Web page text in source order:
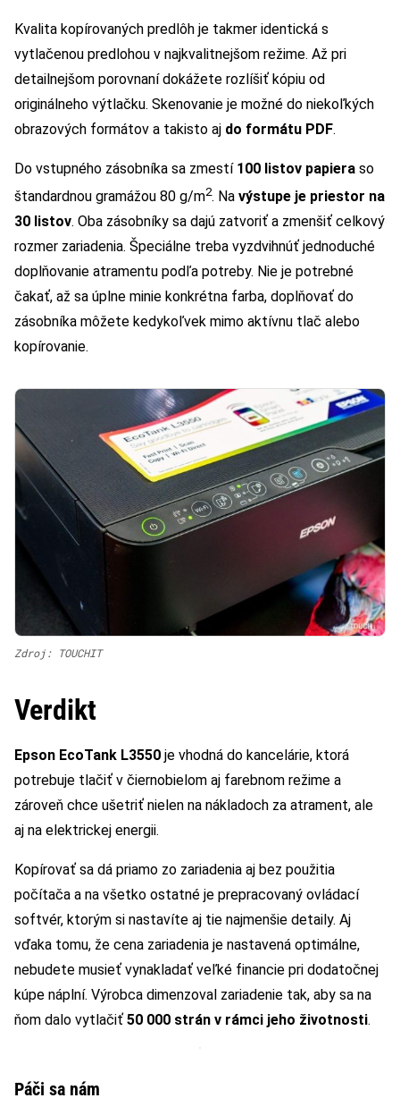
Kvalita kopírovaných predlôh je takmer identická s
vytlačenou predlohou v najkvalitnejšom režime. Až pri
detailnejšom porovnaní dokážete rozlíšiť kópiu od
originálneho výtlačku. Skenovanie je možné do niekoľkých
obrazových formátov a takisto aj do formátu PDF.
Do vstupného zásobníka sa zmestí 100 listov papiera so
štandardnou gramážou 80 g/m2. Na výstupe je priestor na
30 listov. Oba zásobníky sa dajú zatvoriť a zmenšiť celkový
rozmer zariadenia. Špeciálne treba vyzdvihnúť jednoduché
doplňovanie atramentu podľa potreby. Nie je potrebné
čakať, až sa úplne minie konkrétna farba, doplňovať do
zásobníka môžete kedykoľvek mimo aktívnu tlač alebo
kopírovanie.
Zdroj: TOUCHIT
Verdikt
Epson EcoTank L3550 je vhodná do kancelárie, ktorá
potrebuje tlačiť v čiernobielom aj farebnom režime a
zároveň chce ušetriť nielen na nákladoch za atrament, ale
aj na elektrickej energii.
Kopírovať sa dá priamo zo zariadenia aj bez použitia
počítača a na všetko ostatné je prepracovaný ovládací
softvér, ktorým si nastavíte aj tie najmenšie detaily. Aj
vďaka tomu, že cena zariadenia je nastavená optimálne,
nebudete musieť vynakladať veľké financie pri dodatočnej
kúpe náplní. Výrobca dimenzoval zariadenie tak, aby sa na
ňom dalo vytlačiť 50 000 strán v rámci jeho životnosti.
Páči sa nám